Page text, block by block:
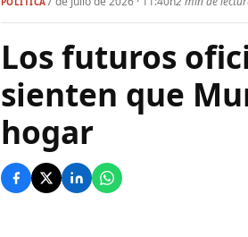
Los futuros
sienten que
hogar